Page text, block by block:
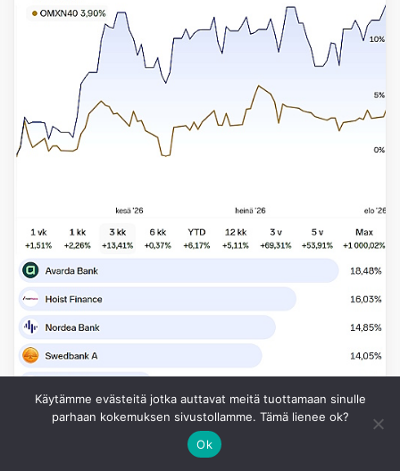
Käytämme evästeitä jotka auttavat meitä tuottamaan sinulle
parhaan kokemuksen sivustollamme. Tämä lienee ok?
Ok